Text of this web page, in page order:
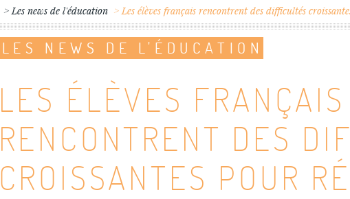
Les news de l'éducation Les élèves français rencontrent des difficultés
LES NEWS DE L'ÉDUCATION
LES ÉLÈVES FRANÇAIS
RENCONTRENT DES
CROISSANTES POUR